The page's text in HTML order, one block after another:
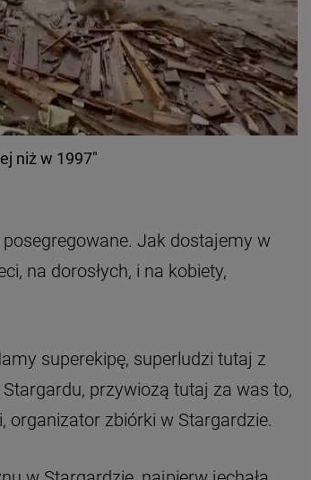
niż w 1997"
Jak dostajemy w
na dorosłych, i na kobiety,
superekipę, superludzi tutaj z
przywiozą tutaj za was to,
organizator zbiórki w Stargardzie.